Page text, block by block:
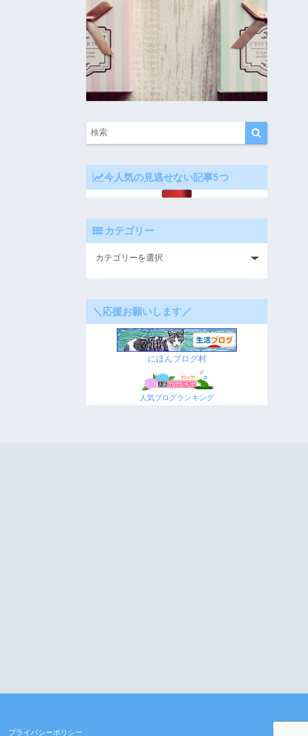
今人気の見逃せない記事5つ
カテゴリー
＼応援お願いします／
にほんブログ村
人気ブログランキング
プライバシーポリシー